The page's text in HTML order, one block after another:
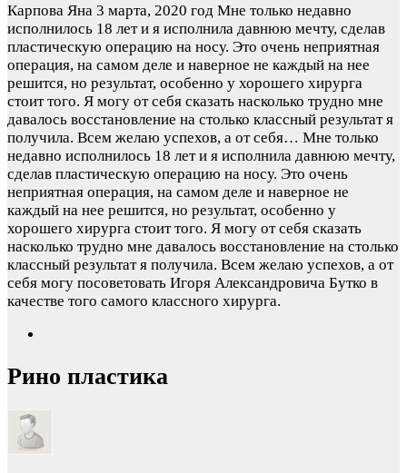
Карпова Яна 3 марта, 2020 год Мне только недавно
исполнилось 18 лет и я исполнила давнюю мечту, сделав
пластическую операцию на носу. Это очень неприятная
операция, на самом деле и наверное не каждый на нее
решится, но результат, особенно у хорошего хирурга
стоит того. Я могу от себя сказать насколько трудно мне
давалось восстановление на столько классный результат я
получила. Всем желаю успехов, а от себя… Мне только
недавно исполнилось 18 лет и я исполнила давнюю мечту,
сделав пластическую операцию на носу. Это очень
неприятная операция, на самом деле и наверное не
каждый на нее решится, но результат, особенно у
хорошего хирурга стоит того. Я могу от себя сказать
насколько трудно мне давалось восстановление на столько
классный результат я получила. Всем желаю успехов, а от
себя могу посоветовать Игоря Александровича Бутко в
качестве того самого классного хирурга.
Рино пластика